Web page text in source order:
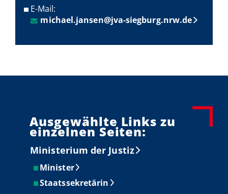
E-Mail:
michael.jansen@jva-siegburg.nrw.de
Ausgewählte Links zu
einzelnen Seiten:
Ministerium der Justiz
Minister
Staatssekretärin